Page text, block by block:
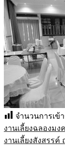
จำนวนการเข้
แนะแนว
งานเลี้ยงฉลองม
งานเลี้ยงสังสรร